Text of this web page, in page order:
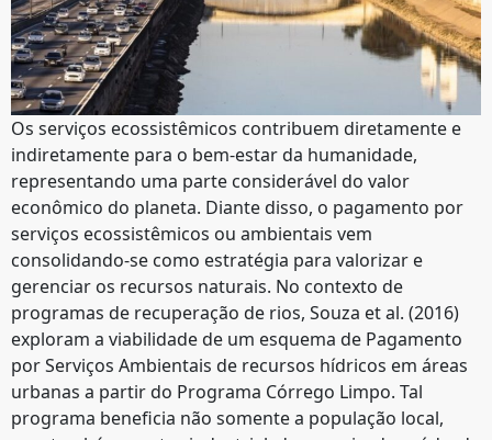
Os serviços ecossistêmicos contribuem diretamente e
indiretamente para o bem-estar da humanidade,
representando uma parte considerável do valor
econômico do planeta. Diante disso, o pagamento por
serviços ecossistêmicos ou ambientais vem
consolidando-se como estratégia para valorizar e
gerenciar os recursos naturais. No contexto de
programas de recuperação de rios, Souza et al. (2016)
exploram a viabilidade de um esquema de Pagamento
por Serviços Ambientais de recursos hídricos em áreas
urbanas a partir do Programa Córrego Limpo. Tal
programa beneficia não somente a população local,